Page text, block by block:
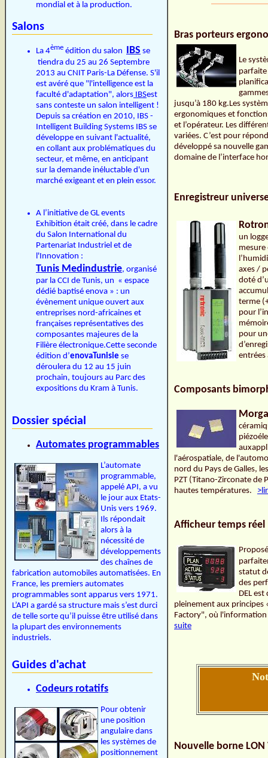
mondial et à la production.
Salons
La 4ème édition du salon IBS se
tiendra du 25 au 26 Septembre
2013 au CNIT Paris-La Défense. S'il
est avéré que "l'intelligence est la
faculté d'adaptation", alors IBSest
sans conteste un salon intelligent !
Depuis sa création en 2010, IBS -
Intelligent Building Systems IBS se
développe en suivant l'actualité,
en collant aux problématiques du
secteur, et même, en anticipant
sur la demande inéluctable d'un
marché exigeant et en plein essor.
A l’initiative de GL events
Exhibition était créé, dans le cadre
du Salon International du
Partenariat Industriel et de
l'Innovation :
Tunis Medindustrie, organisé
par la CCI de Tunis, un « espace
dédié baptisé enova » : un
évènement unique ouvert aux
entreprises nord-africaines et
françaises représentatives des
composantes majeures de la
Filière électronique.Cette seconde
édition d’enovaTunisie se
déroulera du 12 au 15 juin
prochain, toujours au Parc des
expositions du Kram à Tunis.
Dossier spécial
Automates programmables
L’automate
programmable,
appelé API, a vu
le jour aux Etats-
Unis vers 1969.
Ils répondait
alors à la
nécessité de
développements
des chaînes de
fabrication automobiles automatisées. En
France, les premiers automates
programmables sont apparus vers 1971.
L’API a gardé sa structure mais s’est durci
de telle sorte qu’il puisse être utilisé dans
la plupart des environnements
industriels.
Guides d'achat
Codeurs rotatifs
Pour obtenir
une position
angulaire dans
les systèmes de
positionnement
Bras porteurs
Le
jusqu’à 180 kg.Les
ergonomiques et
et l’opérateur. Les
variées. C’est pour
développé sa nouvelle
domaine de l’interface
Enregistreur
un
axes /
doté
terme
pour
pour
Composants
l'aérospatiale, de
nord du Pays de Galles,
PZT (Titano-Zirconate de
hautes températures.
Afficheur temps réel
statut
des
DEL
pleinement aux
Factory", où
suite
Nouvelle borne LON